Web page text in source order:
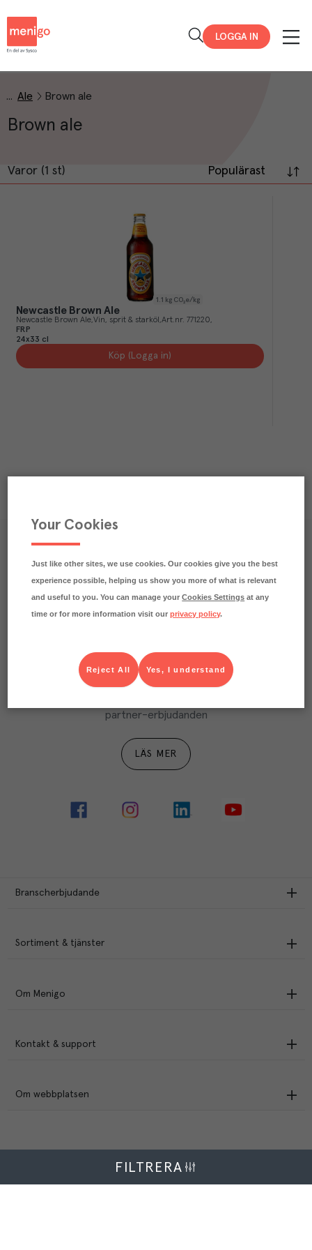
LOGGA IN
Ale Brown ale
Brown ale
Varor (1 st) Populärast
1.1 kg CO₂e/kg
Newcastle Brown Ale
Newcastle Brown Ale Vin, sprit & starköl Art.nr. 771220
FRP
24x33 cl
Köp (Logga in)
FILTRERA
Ta del av Menigo Partner
partner-erbjudanden
LÄS MER
Branscherbjudande
Sortiment & tjänster
Om Menigo
Kontakt & support
Om webbplatsen
Menigo Foodservice AB
Your Cookies
Just like other sites, we use cookies. Our cookies give you the best
experience possible, helping us show you more of what is relevant
and useful to you. You can manage yourCookies Settings at any
time or for more information visit ourprivacy policy.
Yes, I understand
Reject All